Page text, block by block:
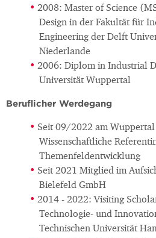
2008: Master of Science
Design in der Fakultät für
Engineering der Delft
Niederlande
2006: Diplom in Industrial
Universität Wuppertal
Beruflicher Werdegang
Seit 09/2022 am
Wissenschaftliche
Themenfeldentwicklung
Seit 2021 Mitglied im
Bielefeld GmbH
2014 - 2022: Visiting
Technologie- und
Technischen Universität